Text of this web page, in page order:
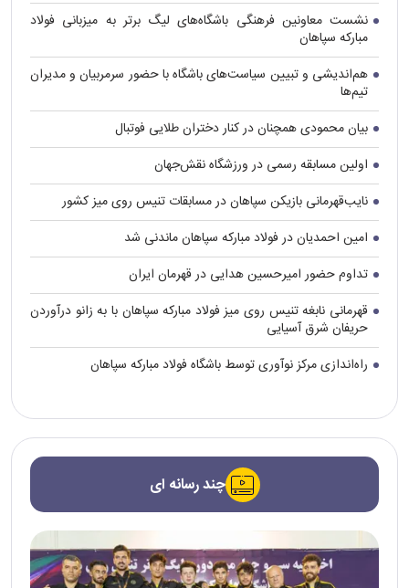
نشست معاونین فرهنگی باشگاه‌های لیگ برتر به میزبانی فولاد
مبارکه سپاهان
هم‌اندیشی و تبیین سیاست‌های باشگاه با حضور سرمربیان و مدیران
تیم‌ها
بیان محمودی همچنان در کنار دختران طلایی فوتبال
اولین مسابقه رسمی در ورزشگاه نقش‌جهان
نایب‌قهرمانی بازیکن سپاهان در مسابقات تنیس روی میز کشور
امین احمدیان در فولاد مبارکه سپاهان ماندنی شد
تداوم حضور امیرحسین هدایی در قهرمان ایران
قهرمانی نابغه تنیس روی میز فولاد مبارکه سپاهان با به زانو درآوردن
حریفان شرق آسیایی
راه‌اندازی مرکز نوآوری توسط باشگاه فولاد مبارکه سپاهان
چند رسانه ای